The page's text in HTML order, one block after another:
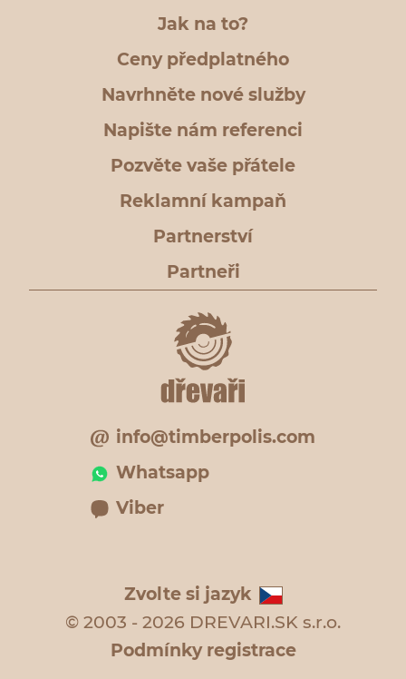
Jak na to?
Ceny předplatného
Navrhněte nové služby
Napište nám referenci
Pozvěte vaše přátele
Reklamní kampaň
Partnerství
Partneři
info@timberpolis.com
Whatsapp
Viber
Zvolte si jazyk
© 2003 - 2026 DREVARI.SK s.r.o.
Podmínky registrace